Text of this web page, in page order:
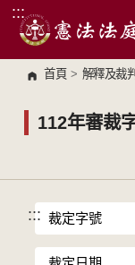
跳到主要內容區
:::
首頁 > 解釋及裁判
112年審裁
::: 裁定字號